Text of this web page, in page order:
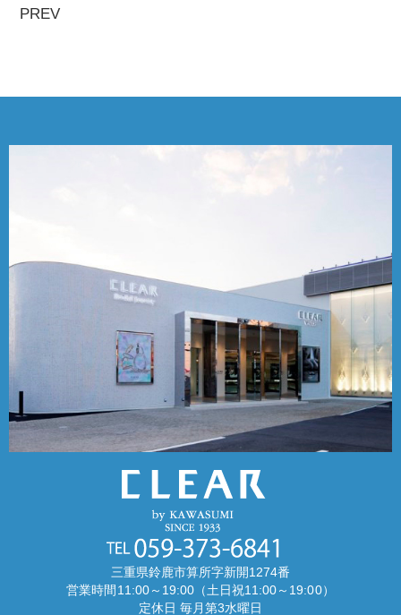
PREV
三重県鈴鹿市算所字新開1274番
営業時間11:00～19:00（土日祝11:00～19:00）
定休日 毎月第3水曜日